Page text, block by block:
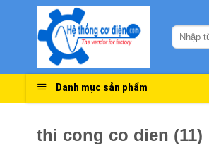
Danh mục sản phẩm
thi cong co dien (11)